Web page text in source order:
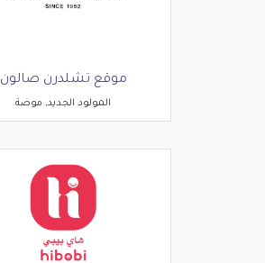
موقع تشلدرن صالون
المولود الجديد, موضة